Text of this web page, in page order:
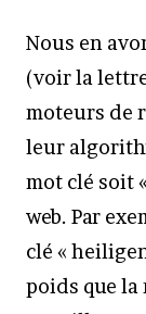
Nous en
(voir la
moteurs de
leur
mot clé soit
web. Par
clé «
poids que la